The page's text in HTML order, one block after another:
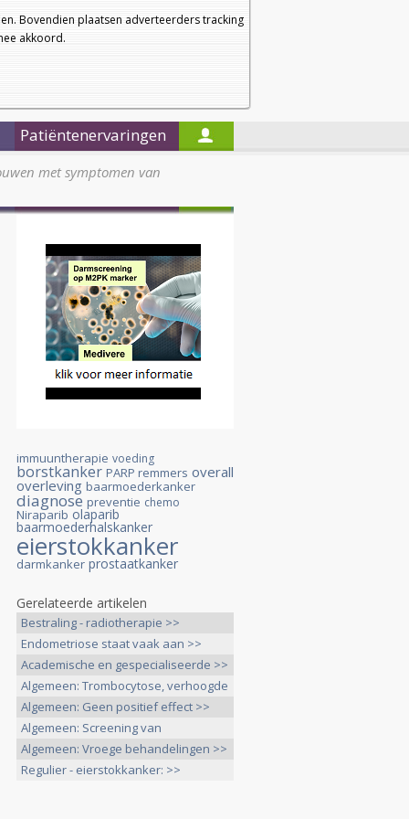
Bovendien plaatsen adverteerders tracking
akkoord.
a
a
Nieuwsbrief
Startpagina
Patiëntenervaringen
met symptomen van
immuuntherapie voeding
borstkanker PARP remmers overall
overleving baarmoederkanker
diagnose preventie chemo
Niraparib olaparib
baarmoederhalskanker
eierstokkanker
darmkanker prostaatkanker
Gerelateerde artikelen
Bestraling - radiotherapie >>
Endometriose staat vaak aan >>
Academische en gespecialiseerde >>
Algemeen: Trombocytose, verhoogde
>>
Algemeen: Geen positief effect >>
Algemeen: Screening van
eierstokkanker >>
Algemeen: Vroege behandelingen >>
Regulier - eierstokkanker: >>